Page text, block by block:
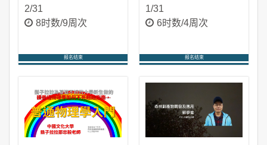
2/31
8时数/9周次
报名结束
1/31
6时数/4周次
报名结束